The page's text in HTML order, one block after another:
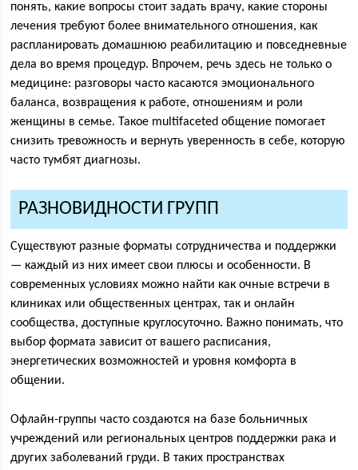
понять, какие вопросы стоит задать врачу, какие стороны
лечения требуют более внимательного отношения, как
распланировать домашнюю реабилитацию и повседневные
дела во время процедур. Впрочем, речь здесь не только о
медицине: разговоры часто касаются эмоционального
баланса, возвращения к работе, отношениям и роли
женщины в семье. Такое multifaceted общение помогает
снизить тревожность и вернуть уверенность в себе, которую
часто тумбят диагнозы.
РАЗНОВИДНОСТИ ГРУПП
Существуют разные форматы сотрудничества и поддержки
— каждый из них имеет свои плюсы и особенности. В
современных условиях можно найти как очные встречи в
клиниках или общественных центрах, так и онлайн
сообщества, доступные круглосуточно. Важно понимать, что
выбор формата зависит от вашего расписания,
энергетических возможностей и уровня комфорта в
общении.
Офлайн-группы часто создаются на базе больничных
учреждений или региональных центров поддержки рака и
других заболеваний груди. В таких пространствах